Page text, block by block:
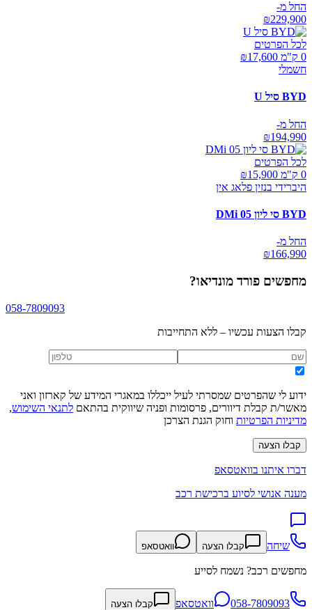
החל מ-
₪229,900
לכל הפרטים
0 ק"מ ₪
17,600
חשמלי
BYD סיל U
החל מ-
₪194,990
לכל הפרטים
0 ק"מ ₪
15,900
היברידי בנזין פלאג אין
BYD סי ליון 05 DMi
החל מ-
₪166,990
מחפשים פורד מונדיאו?
058-7809093
קבלו הצעות עכשיו – ללא התחייבות
ידוע לי שהפרטים שמסרתי לעיל ייכללו במאגרי המידע של קארזון ואני
מאשר/ת קבלת דיוורים, פרסומות ופניה שיווקית בהתאם לתנאי השימוש,
מדיניות הפרטיות וחוק הגנת הצרכן
קבלו הצעה
דברו איתנו בוואטסאפ
מענה אנושי לסיוע ברכישת רכב
שיחה קבלו הצעה וואטסאפ
מחפשים רכב? נשמח לסייע
058-7809093 וואטסאפ קבלו הצעה